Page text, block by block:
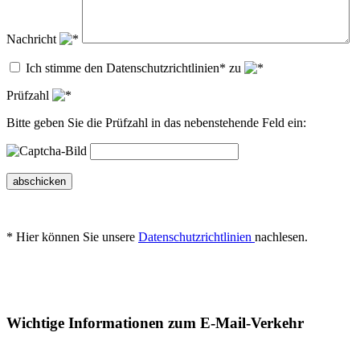
Nachricht
Ich stimme den Datenschutzrichtlinien* zu
Prüfzahl
Bitte geben Sie die Prüfzahl in das nebenstehende Feld ein:
abschicken
* Hier können Sie unsere Datenschutzrichtlinien nachlesen.
Wichtige Informationen zum E-Mail-Verkehr